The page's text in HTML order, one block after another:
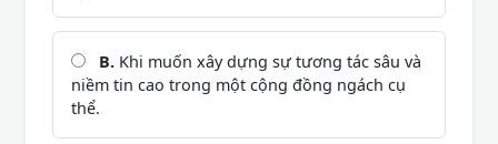
B. Khi muốn xây dựng sự tương tác sâu và
niềm tin cao trong một cộng đồng ngách cụ
thể.